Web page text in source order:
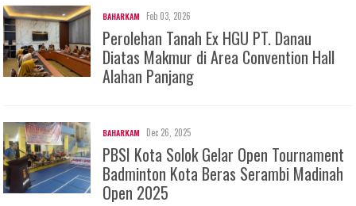
BAHARKAM Feb 03, 2026
Perolehan Tanah Ex HGU PT. Danau
Diatas Makmur di Area Convention Hall
Alahan Panjang
BAHARKAM Dec 26, 2025
PBSI Kota Solok Gelar Open Tournament
Badminton Kota Beras Serambi Madinah
Open 2025